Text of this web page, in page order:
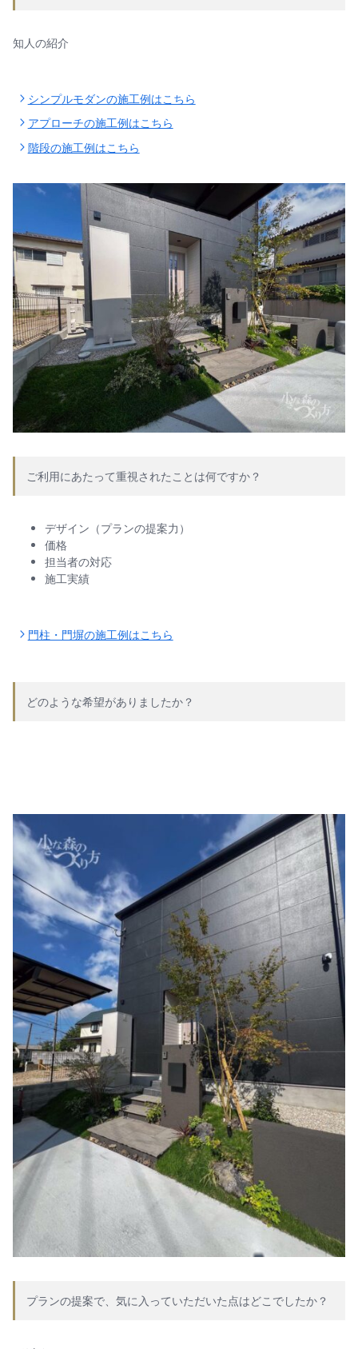
知人の紹介
シンプルモダンの施工例はこちら
アプローチの施工例はこちら
階段の施工例はこちら
ご利用にあたって重視されたことは何ですか？
デザイン（プランの提案力）
価格
担当者の対応
施工実績
門柱・門塀の施工例はこちら
どのような希望がありましたか？
プランの提案で、気に入っていただいた点はどこでしたか？